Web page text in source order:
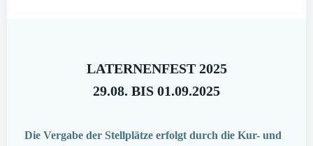
LATERNENFEST 2025
29.08. BIS 01.09.2025
Die Vergabe der Stellplätze erfolgt durch die Kur- und